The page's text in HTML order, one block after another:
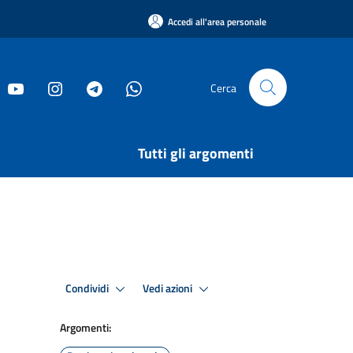
Accedi all'area personale
Cerca
Tutti gli argomenti
Condividi Vedi azioni
Argomenti: